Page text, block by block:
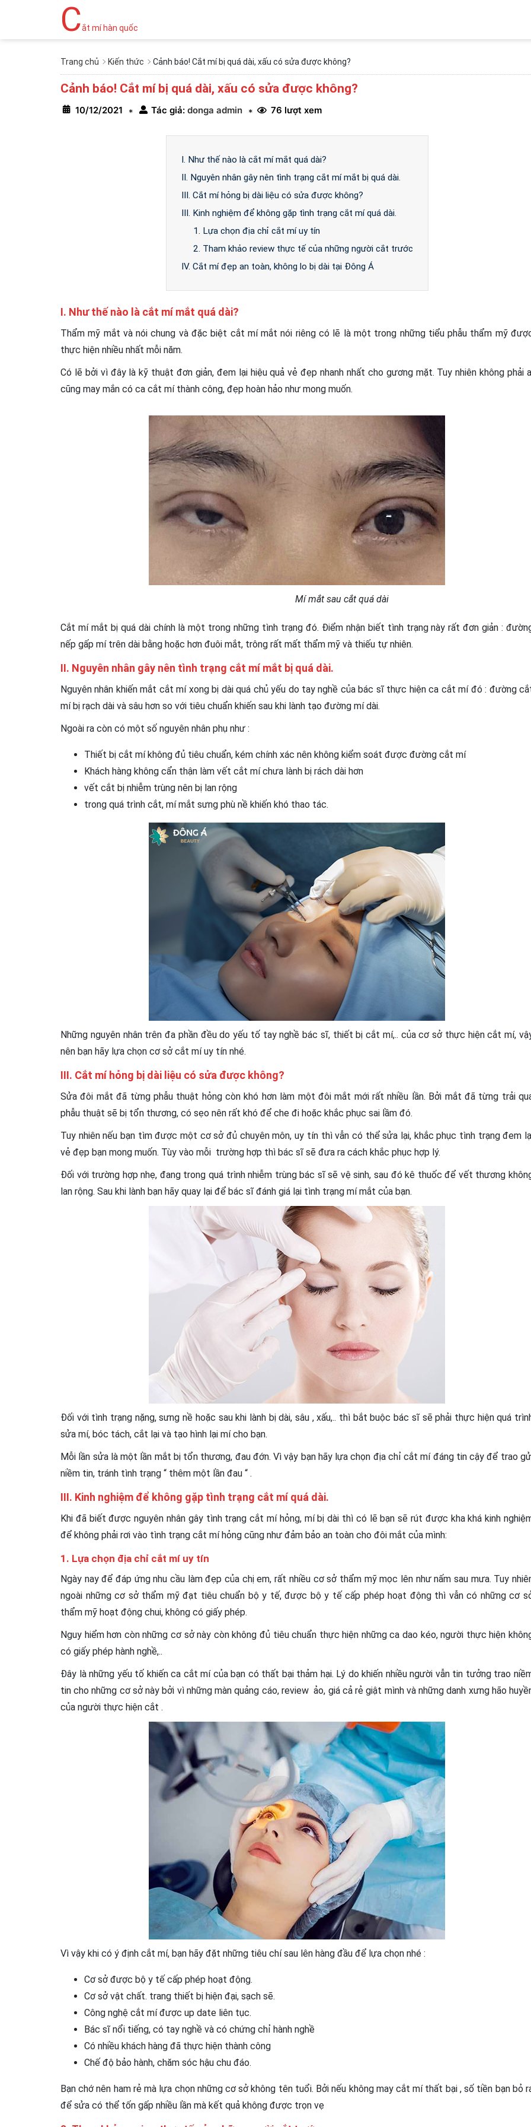
Cắt mí hàn quốc
Trang chủ Kiến thức Cảnh báo! Cắt mí bị quá dài, xấu có sửa được không?
Cảnh báo! Cắt mí bị quá dài, xấu có sửa được không?
10/12/2021 * Tác giả: donga admin * 76 lượt xem
I. Như thế nào là cắt mí mắt quá dài?
II. Nguyên nhân gây nên tình trạng cắt mí mắt bị quá dài.
III. Cắt mí hỏng bị dài liệu có sửa được không?
III. Kinh nghiệm để không gặp tình trạng cắt mí quá dài.
1. Lựa chọn địa chỉ cắt mí uy tín
2. Tham khảo review thực tế của những người cắt trước
IV. Cắt mí đẹp an toàn, không lo bị dài tại Đông Á
I. Như thế nào là cắt mí mắt quá dài?
Thẩm mỹ mắt và nói chung và đặc biệt cắt mí mắt nói riêng có lẽ là một trong những tiểu phẫu thẩm mỹ
thực hiện nhiều nhất mỗi năm.
Có lẽ bởi vì đây là kỹ thuật đơn giản, đem lại hiệu quả vẻ đẹp nhanh nhất cho gương mặt. Tuy nhiên không phải
cũng may mắn có ca cắt mí thành công, đẹp hoàn hảo như mong muốn.
Mí mắt sau cắt quá dài
Cắt mí mắt bị quá dài chính là một trong những tình trạng đó. Điểm nhận biết tình trạng này rất đơn giản :
nếp gấp mí trên dài bằng hoặc hơn đuôi mắt, trông rất mất thẩm mỹ và thiếu tự nhiên.
II. Nguyên nhân gây nên tình trạng cắt mí mắt bị quá dài.
Nguyên nhân khiến mắt cắt mí xong bị dài quá chủ yếu do tay nghề của bác sĩ thực hiện ca cắt mí đó : đường
mí bị rạch dài và sâu hơn so với tiêu chuẩn khiến sau khi lành tạo đường mí dài.
Ngoài ra còn có một số nguyên nhân phụ như :
Thiết bị cắt mí không đủ tiêu chuẩn, kém chính xác nên không kiểm soát được đường cắt mí
Khách hàng không cẩn thận làm vết cắt mí chưa lành bị rách dài hơn
vết cắt bị nhiễm trùng nên bị lan rộng
trong quá trình cắt, mí mắt sưng phù nề khiến khó thao tác.
Những nguyên nhân trên đa phần đều do yếu tố tay nghề bác sĩ, thiết bị cắt mí,.. của cơ sở thực hiện cắt mí,
nên bạn hãy lựa chọn cơ sở cắt mí uy tín nhé.
III. Cắt mí hỏng bị dài liệu có sửa được không?
Sửa đôi mắt đã từng phẫu thuật hỏng còn khó hơn làm một đôi mắt mới rất nhiều lần. Bởi mắt đã từng trải
phẫu thuật sẽ bị tổn thương, có sẹo nên rất khó để che đi hoặc khắc phục sai lầm đó.
Tuy nhiên nếu bạn tìm được một cơ sở đủ chuyên môn, uy tín thì vẫn có thể sửa lại, khắc phục tình trạng đem
vẻ đẹp bạn mong muốn. Tùy vào mỗi trường hợp thì bác sĩ sẽ đưa ra cách khắc phục hợp lý.
Đối với trường hợp nhẹ, đang trong quá trình nhiễm trùng bác sĩ sẽ vệ sinh, sau đó kê thuốc để vết thương
lan rộng. Sau khi lành bạn hãy quay lại để bác sĩ đánh giá lại tình trạng mí mắt của bạn.
Đối với tình trạng nặng, sưng nề hoặc sau khi lành bị dài, sâu , xấu,.. thì bắt buộc bác sĩ sẽ phải thực hiện quá
sửa mí, bóc tách, cắt lại và tạo hình lại mí cho bạn.
Mỗi lần sửa là một lần mắt bị tổn thương, đau đớn. Vì vậy bạn hãy lựa chọn địa chỉ cắt mí đáng tin cậy để trao
niềm tin, tránh tình trạng “ thêm một lần đau “ .
III. Kinh nghiệm để không gặp tình trạng cắt mí quá dài.
Khi đã biết được nguyên nhân gây tình trạng cắt mí hỏng, mí bị dài thì có lẽ bạn sẽ rút được kha khá kinh
để không phải rơi vào tình trạng cắt mí hỏng cũng như đảm bảo an toàn cho đôi mắt của mình:
1. Lựa chọn địa chỉ cắt mí uy tín
Ngày nay để đáp ứng nhu cầu làm đẹp của chị em, rất nhiều cơ sở thẩm mỹ mọc lên như nấm sau mưa. Tuy
ngoài những cơ sở thẩm mỹ đạt tiêu chuẩn bộ y tế, được bộ y tế cấp phép hoạt động thì vẫn có những cơ
thẩm mỹ hoạt động chui, không có giấy phép.
Nguy hiểm hơn còn những cơ sở này còn không đủ tiêu chuẩn thực hiện những ca dao kéo, người thực hiện
có giấy phép hành nghề,..
Đây là những yếu tố khiến ca cắt mí của bạn có thất bại thảm hại. Lý do khiến nhiều người vẫn tin tưởng trao
tin cho những cơ sở này bởi vì những màn quảng cáo, review ảo, giá cả rẻ giật mình và những danh xưng hão
của người thực hiện cắt .
Vì vậy khi có ý định cắt mí, bạn hãy đặt những tiêu chí sau lên hàng đầu để lựa chọn nhé :
Cơ sở được bộ y tế cấp phép hoạt động.
Cơ sở vật chất. trang thiết bị hiện đại, sạch sẽ.
Công nghệ cắt mí được up date liên tục.
Bác sĩ nổi tiếng, có tay nghề và có chứng chỉ hành nghề
Có nhiều khách hàng đã thực hiện thành công
Chế độ bảo hành, chăm sóc hậu chu đáo.
Bạn chớ nên ham rẻ mà lựa chọn những cơ sở không tên tuổi. Bởi nếu không may cắt mí thất bại , số tiền bạn bỏ
để sửa có thể tốn gấp nhiều lần mà kết quả không được trọn vẹ